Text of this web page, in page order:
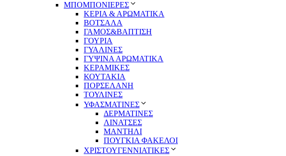
ΜΠΟΜΠΟΝΙΕΡΕΣ
ΚΕΡΙΑ & ΑΡΩΜΑΤΙΚΑ
ΒΟΤΣΑΛΑ
ΓΑΜΟΣ&ΒΑΠΤΙΣΗ
ΓΟΥΡΙΑ
ΓΥΑΛΙΝΕΣ
ΓΥΨΙΝΑ ΑΡΩΜΑΤΙΚΑ
ΚΕΡΑΜΙΚΕΣ
ΚΟΥΤΑΚΙΑ
ΠΟΡΣΕΛΑΝΗ
ΤΟΥΛΙΝΕΣ
ΥΦΑΣΜΑΤΙΝΕΣ
ΔΕΡΜΑΤΙΝΕΣ
ΛΙΝΑΤΣΕΣ
ΜΑΝΤΗΛΙ
ΠΟΥΓΚΙΑ ΦΑΚΕΛΟΙ
ΧΡΙΣΤΟΥΓΕΝΝΙΑΤΙΚΕΣ